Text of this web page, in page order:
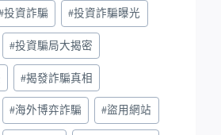
投資詐騙 #投資詐騙曝光
#投資騙局大揭密
#揭發詐騙真相
#海外博弈詐騙 #盜用網站